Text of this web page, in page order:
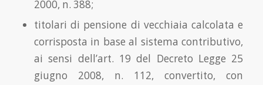
2000, n. 388;
titolari di pensione di vecchiaia calcolata e
corrisposta in base al sistema contributivo,
ai sensi dell’art. 19 del Decreto Legge 25
giugno 2008, n. 112, convertito, con